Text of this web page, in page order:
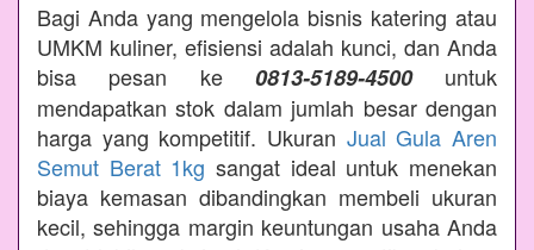
Bagi Anda yang mengelola bisnis katering atau
UMKM kuliner, efisiensi adalah kunci, dan Anda
bisa pesan ke 0813-5189-4500untuk
mendapatkan stok dalam jumlah besar dengan
harga yang kompetitif. Ukuran Jual Gula Aren
Semut Berat 1kg sangat ideal untuk menekan
biaya kemasan dibandingkan membeli ukuran
kecil, sehingga margin keuntungan usaha Anda